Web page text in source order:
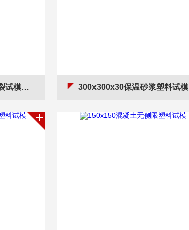
可拆） 300x300x30保温砂浆塑料试模